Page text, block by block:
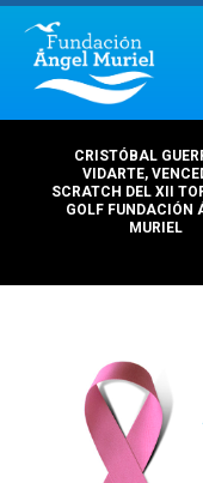
CRISTÓBAL
VIDARTE,
SCRATCH DEL XII
GOLF FUNDACIÓN
MURIEL